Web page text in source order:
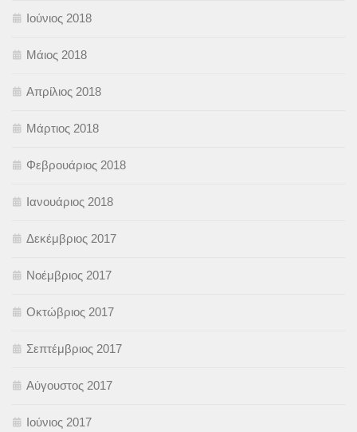
Ιούνιος 2018
Μάιος 2018
Απρίλιος 2018
Μάρτιος 2018
Φεβρουάριος 2018
Ιανουάριος 2018
Δεκέμβριος 2017
Νοέμβριος 2017
Οκτώβριος 2017
Σεπτέμβριος 2017
Αύγουστος 2017
Ιούνιος 2017